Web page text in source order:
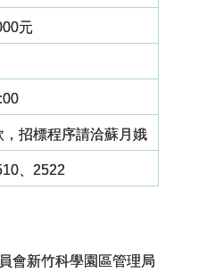
元
，招標程序請洽蘇月娥
、2522
會新竹科學園區管理局